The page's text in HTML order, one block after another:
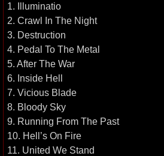
1. Illuminatio
2. Crawl In The Night
3. Destruction
4. Pedal To The Metal
5. After The War
6. Inside Hell
7. Vicious Blade
8. Bloody Sky
9. Running From The Past
10. Hell’s On Fire
11. United We Stand